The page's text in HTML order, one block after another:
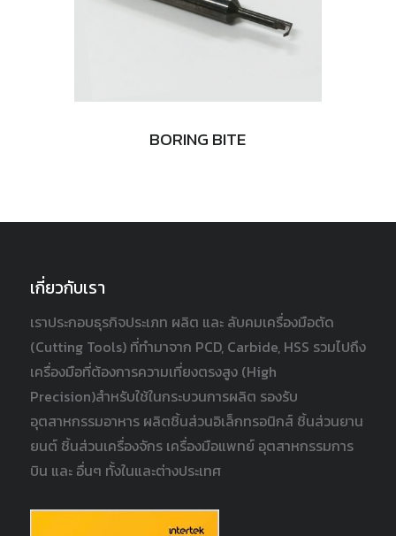
BORING BITE
เกี่ยวกับเรา
เราประกอบธุรกิจประเภท ผลิต และ ลับคมเครื่องมือตัด
(Cutting Tools) ที่ทำมาจาก PCD, Carbide, HSS รวมไปถึง
เครื่องมือที่ต้องการความเที่ยงตรงสูง (High
Precision)สำหรับใช้ในกระบวนการผลิต รองรับ
อุตสาหกรรมอาหาร ผลิตชิ้นส่วนอิเล็กทรอนิกส์ ชิ้นส่วนยาน
ยนต์ ชิ้นส่วนเครื่องจักร เครื่องมือแพทย์ อุตสาหกรรมการ
บิน และ อื่นๆ ทั้งในและต่างประเทศ